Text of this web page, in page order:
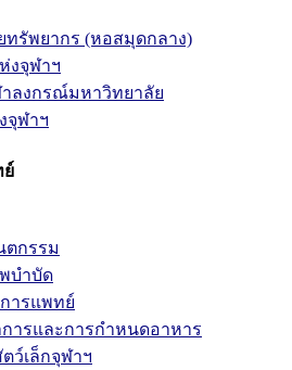
ทรัพยากร (หอสมุดกลาง)
งจุฬาฯ
ลงกรณ์มหาวิทยาลัย
จุฬาฯ
ย์
ตกรรม
บำบัด
ารแพทย์
ารและการกำหนดอาหาร
ว์เล็กจุฬาฯ